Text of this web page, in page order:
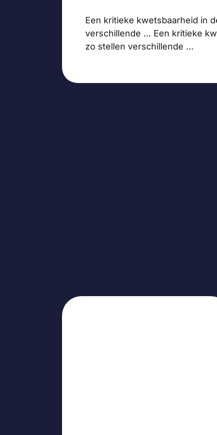
Een kritieke kwetsbaarheid in
verschillende … Een kritieke
zo stellen verschillende …